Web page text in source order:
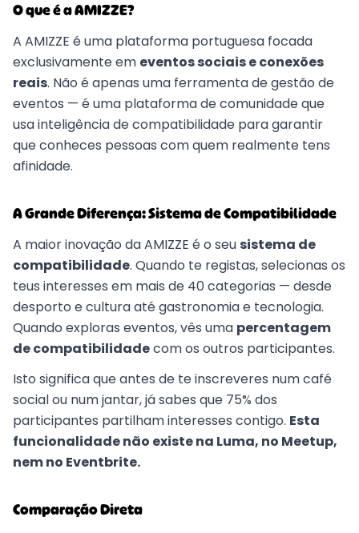
O que é a AMIZZE?
A AMIZZE é uma plataforma portuguesa focada
exclusivamente em eventos sociais e conexões
reais. Não é apenas uma ferramenta de gestão de
eventos — é uma plataforma de comunidade que
usa inteligência de compatibilidade para garantir
que conheces pessoas com quem realmente tens
afinidade.
A Grande Diferença: Sistema de Compatibilidade
A maior inovação da AMIZZE é o seu sistema de
compatibilidade. Quando te registas, selecionas os
teus interesses em mais de 40 categorias — desde
desporto e cultura até gastronomia e tecnologia.
Quando exploras eventos, vês uma percentagem
de compatibilidadecom os outros participantes.
Isto significa que antes de te inscreveres num café
social ou num jantar, já sabes que 75% dos
participantes partilham interesses contigo. Esta
funcionalidade não existe na Luma, no Meetup,
nem no Eventbrite.
Comparação Direta